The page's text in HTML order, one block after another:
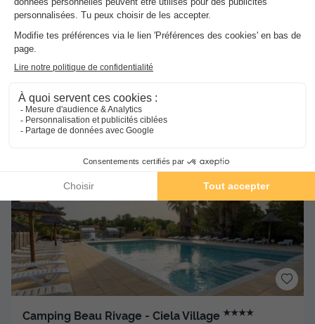
MOBILHOME 5 personnes - AUTHENTIQUE - TV -
PLANCHA
du
Meilleur prix pour 7 nuits
Dernières disponibilités !
350 €
Camping Beau Rivage - Ciela Village ★★★★